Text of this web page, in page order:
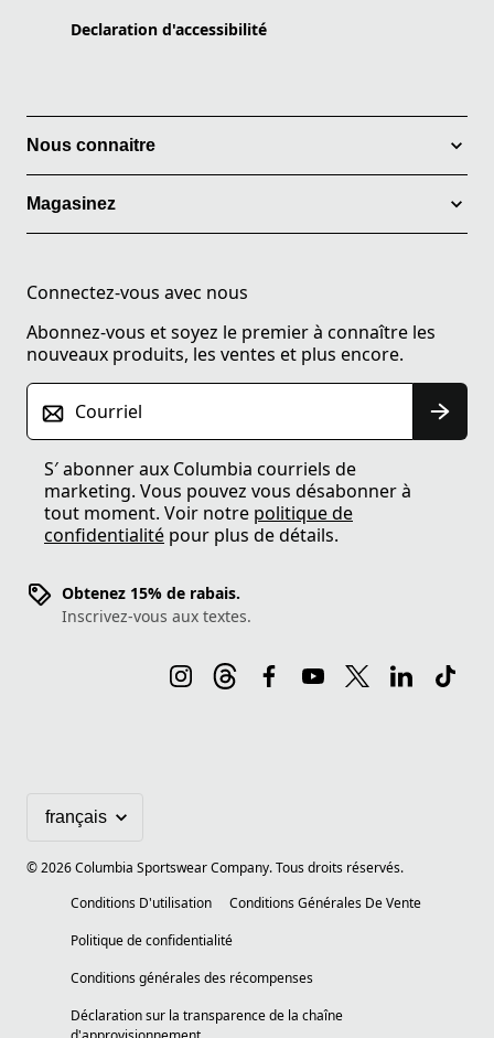
Declaration d'accessibilité
Nous connaitre
Magasinez
Connectez-vous avec nous
Abonnez-vous et soyez le premier à connaître les
nouveaux produits, les ventes et plus encore.
Courriel
S′ abonner aux Columbia courriels de
marketing. Vous pouvez vous désabonner à
tout moment. Voir notre politique de
confidentialité pour plus de détails.
Obtenez 15% de rabais.
Inscrivez-vous aux textes.
©2026Columbia Sportswear Company. Tous droits réservés.
Conditions D'utilisation
Conditions Générales De Vente
Politique de confidentialité
Conditions générales des récompenses
Déclaration sur la transparence de la chaîne